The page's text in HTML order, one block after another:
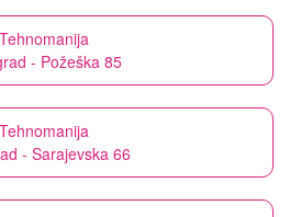
Tehnomanija
- Požeška 85
Tehnomanija
- Sarajevska 66